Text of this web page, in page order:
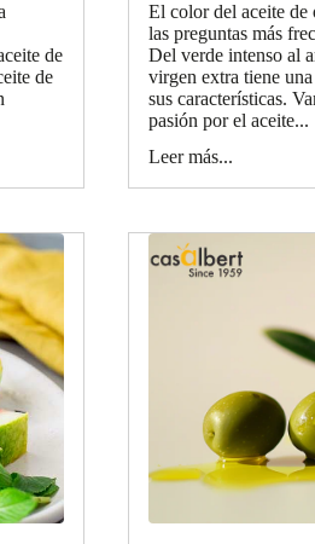
de
de
El color del aceite de
las preguntas más
Del verde intenso al
virgen extra tiene
sus características.
pasión por el aceite...
Leer más...